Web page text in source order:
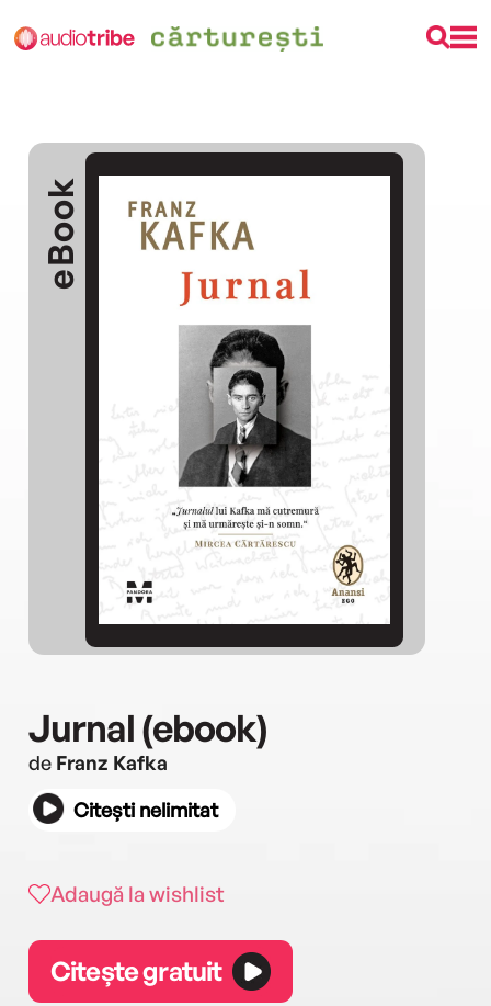
eBook
Jurnal (ebook)
de Franz Kafka
Citești nelimitat
Adaugă la wishlist
Citește gratuit